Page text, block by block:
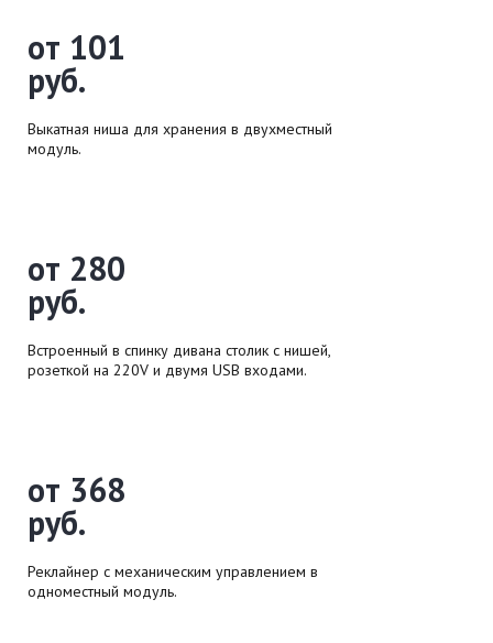
от 101
руб.
Выкатная ниша для хранения в двухместный
модуль.
от 280
руб.
Встроенный в спинку дивана столик с нишей,
розеткой на 220V и двумя USB входами.
от 368
руб.
Реклайнер с механическим управлением в
одноместный модуль.